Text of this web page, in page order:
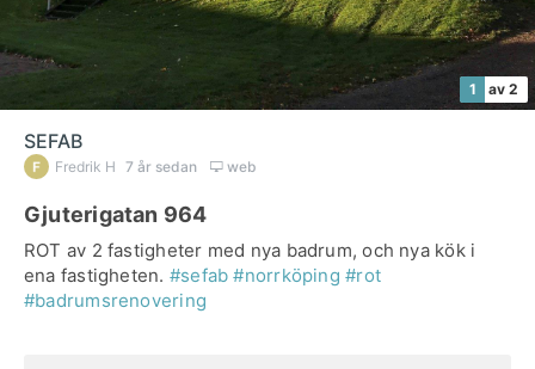
1 av 2
SEFAB
Fredrik H 7 år sedan web
Gjuterigatan 964
ROT av 2 fastigheter med nya badrum, och nya kök i
ena fastigheten. #sefab #norrköping #rot
#badrumsrenovering